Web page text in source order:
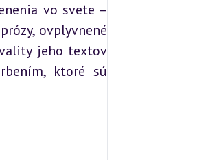
vo svete –
ovplyvnené
jeho textov
ktoré sú